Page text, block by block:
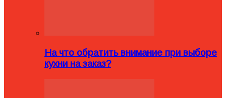
На что обратить внимание при выборе
кухни на заказ?